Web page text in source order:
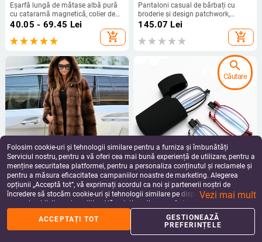
Eșarfă lungă de mătase albă pură
cu cataramă magnetică, colier de
perle, eșarfă mică pentru femei,
eșarfă protector pentru gât, eșarfă
subțire pentru cămașă
40.05 - 69.45 Lei
add_shopping_cart
Pantaloni casual de bărbați cu
broderie și design patchwork,
buzunare, talie medie, lungime
9/10, poliester cu microelasticitate
145.07 Lei
add_shopping_cart
Palton damă din blană artificială,
lungime medie, glugă, mâneci lungi,
stil elegant
862.92Lei
add_shopping_cart
Ochelari de citit B 001 — titan pur,
cadru complet metalic, design
unisex
57.84Lei
add_shopping_cart
Folosim cookie-uri și tehnologii similare pentru a furniza și îmbunătăți
Serviciul nostru, pentru a vă oferi cea mai bună experiență de utilizare, pentru a
menține securitatea platformei, pentru a personaliza conținutul și reclamele și
pentru a măsura eficacitatea campaniilor noastre de marketing. Alegerea
opțiunii „Acceptă tot”, vă exprimați acordul ca noi și partenerii noștri de
încredere să stocăm cookie-uri și tehnologii similare pe dispozitivul dvs. în
scopuri publicitare și analitice. Vă puteți gestiona preferințele în orice moment
făcând clic pe „Gestionează preferințele”. Pentru mai multe informații, vă
rugăm să consultațiPolitica noastră de confidențialitate.
Vezi mai mult
ACCEPTAȚI TOT
GESTIONEAZĂ
PREFERINȚELE
search
Căutare